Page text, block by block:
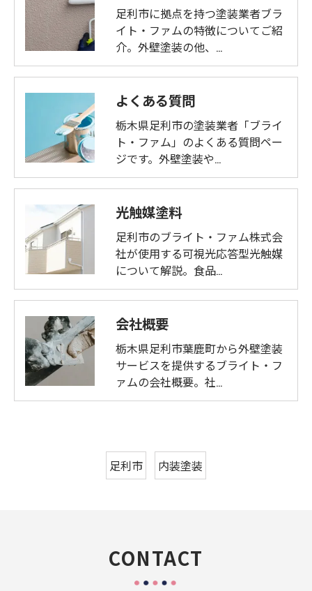
足利市に拠点を持つ塗装業者ブラ
イト・ファムの特徴についてご紹
介。外壁塗装の他、…
よくある質問
栃木県足利市の塗装業者「ブライ
ト・ファム」のよくある質問ペー
ジです。外壁塗装や…
光触媒塗料
足利市のブライト・ファム株式会
社が使用する可視光応答型光触媒
について解説。食品…
会社概要
栃木県足利市葉鹿町から外壁塗装
サービスを提供するブライト・フ
ァムの会社概要。社…
足利市 内装塗装
CONTACT